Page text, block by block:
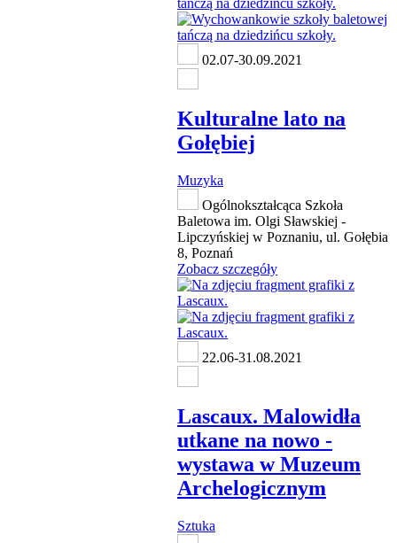
02.07-30.09.2021
Kulturalne lato na
Gołębiej
Muzyka
Ogólnokształcąca Szkoła
Baletowa im. Olgi Sławskiej -
Lipczyńskiej w Poznaniu, ul. Gołębia
8, Poznań
Zobacz szczegóły
22.06-31.08.2021
Lascaux. Malowidła
utkane na nowo -
wystawa w Muzeum
Archelogicznym
Sztuka